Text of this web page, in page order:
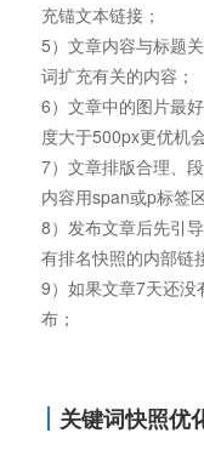
充锚文本链接；
5）文章内容与标题
词扩充有关的内容；
6）文章中的图片最
度大于500px更优机
7）文章排版合理、
内容用span或p标签
8）发布文章后先引
有排名快照的内部链
9）如果文章7天还没
布；
关键词快照优